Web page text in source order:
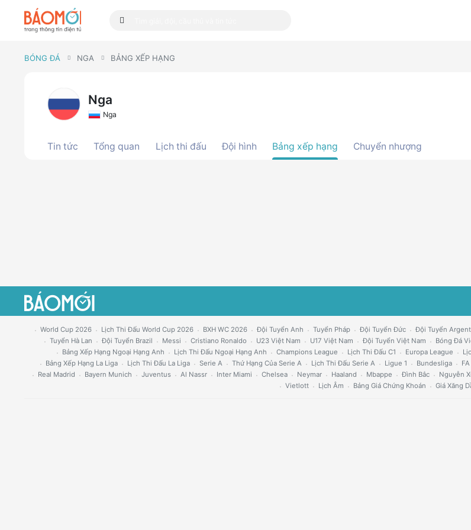
BÓNG ĐÁ NGA BẢNG XẾP HẠNG
Nga
Nga
Tin tức Tổng quan Lịch thi đấu Đội hình Bảng xếp hạng Chuyển nhượng
World Cup 2026 Lịch Thi Đấu World Cup 2026 BXH WC 2026 Đội Tuyển Anh Tuyển Pháp Đội Tuyển Đức Đội Tuyển
Tuyển Hà Lan
Đội Tuyển Brazil Messi Cristiano Ronaldo U23 Việt Nam U17 Việt Nam Đội Tuyển Việt Nam Bóng Đá
Bảng Xếp Hạng Ngoại Hạng Anh
Lịch Thi Đấu Ngoại Hạng Anh Champions League Lịch Thi Đấu C1 Europa League
Bảng Xếp Hạng La Liga
Lịch Thi Đấu La Liga Serie A Thứ Hạng Của Serie A Lịch Thi Đấu Serie A Ligue 1 Bundesliga
Real Madrid
Bayern Munich Juventus Al Nassr Inter Miami Chelsea Neymar Haaland Mbappe Đình Bắc Nguyễn
Vietlott
Lịch Âm Bảng Giá Chứng Khoán Giá Xăng